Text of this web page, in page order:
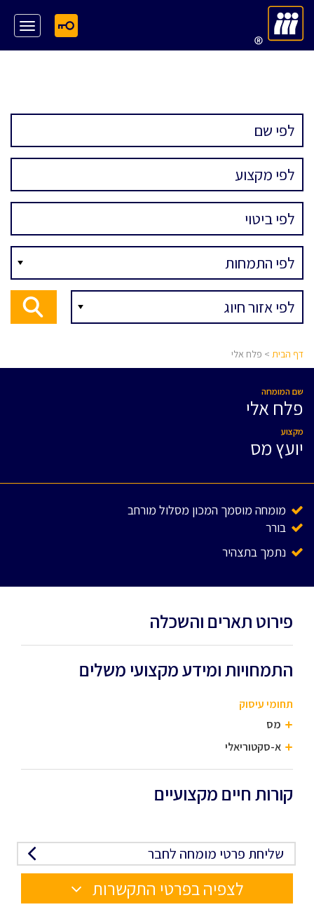
דף הבית > פלח אלי
שם המומחה
פלח אלי
מקצוע
יועץ מס
מומחה מוסמך המכון מסלול מורחב
בורר
נתמך בתצהיר
פירוט תארים והשכלה
התמחויות ומידע מקצועי משלים
תחומי עיסוק
מס
א-סקטוריאלי
קורות חיים מקצועיים
שליחת פרטי מומחה לחבר
לצפיה בפרטי התקשרות